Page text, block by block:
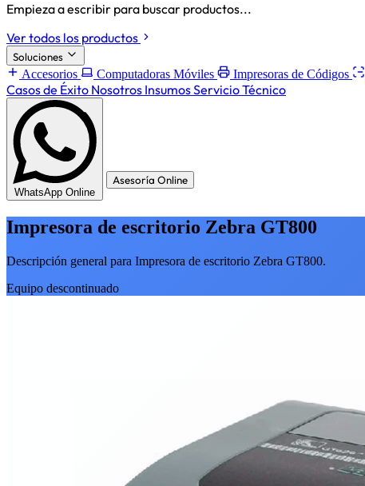
Empieza a escribir para buscar productos...
Ver todos los productos
Soluciones
Accesorios Computadoras Móviles Impresoras de Códigos
Casos de Éxito Nosotros InsumosServicio Técnico
WhatsApp Online
Asesoría Online
Impresora de escritorio Zebra GT800
Descripción general para Impresora de escritorio Zebra GT800.
Equipo descontinuado